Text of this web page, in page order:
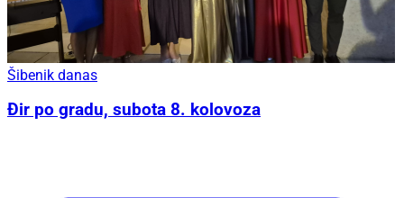
Šibenik danas
Đir po gradu, subota 8. kolovoza